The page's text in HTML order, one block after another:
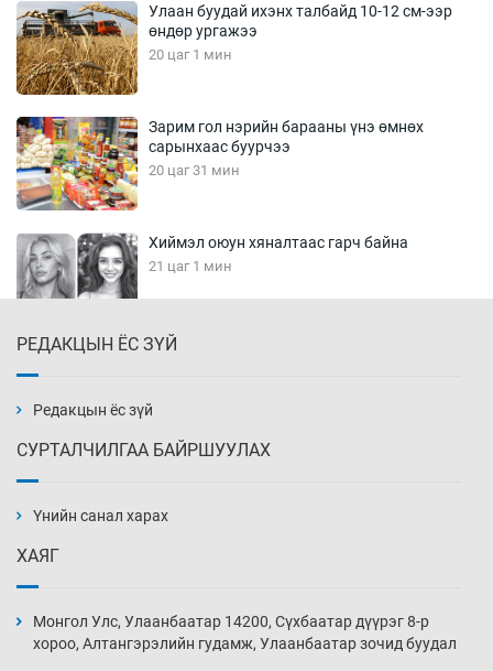
Улаан буудай ихэнх талбайд 10-12 см-ээр
өндөр ургажээ
20 цаг 1 мин
Зарим гол нэрийн барааны үнэ өмнөх
сарынхаас буурчээ
20 цаг 31 мин
Хиймэл оюун хяналтаас гарч байна
21 цаг 1 мин
21 цаг 31 мин
нэмэгджээ
22 цаг 1 мин
РЕДАКЦЫН ЁС ЗҮЙ
Редакцын ёс зүй
СУРТАЛЧИЛГАА БАЙРШУУЛАХ
Үнийн санал харах
ХАЯГ
Монгол Улс, Улаанбаатар 14200, Сүхбаатар дүүрэг 8-р
хороо, Алтангэрэлийн гудамж, Улаанбаатар зочид буудал